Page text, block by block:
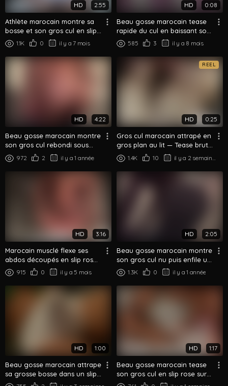
HD 2:55
Athlète marocain montre sa
bosse et son gros cul en slip
blanc1.1K 0 il y a 7 mois
HD 0:08
Beau gosse marocain tease
rapide du cul en baissant son
short - Gros plan
585 3 il y a 8 mois
HD 4:22
Beau gosse marocain montre
son gros cul rebondi sous
tous les angles dans la
chambre
972 2 il y a 1 année
REEL
HD 0:25
Gros cul marocain attrapé en
gros plan au lit — Tease brut
de nuit
1.4K 10 il y a 2 semaines
HD 3:16
Marocain musclé flexe ses
abdos découpés en slip rose,
montre son gros cul
915 0 il y a 5 mois
HD 2:05
Beau gosse marocain montre
son gros cul nu puis enfile un
slip moulant
1.3K 0 il y a 1 année
HD 1:00
Beau gosse marocain attrape
sa grosse bosse dans un slip
blanc moulant — tease en ...
HD 1:17
Beau gosse marocain tease
son gros cul en slip rose sur
le lit